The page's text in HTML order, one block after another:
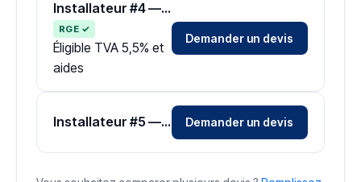
Installateur #4 — Zone Vendée
RGE ✓
Éligible TVA 5,5% et
aides
Demander un devis
Installateur #5 — Zone Vendée Demander un devis